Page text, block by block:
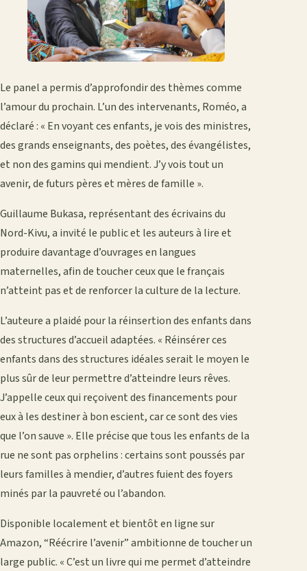
Le panel a permis d’approfondir des thèmes comme
l’amour du prochain. L’un des intervenants, Roméo, a
déclaré : « En voyant ces enfants, je vois des ministres,
des grands enseignants, des poètes, des évangélistes,
et non des gamins qui mendient. J’y vois tout un
avenir, de futurs pères et mères de famille ».
Guillaume Bukasa, représentant des écrivains du
Nord-Kivu, a invité le public et les auteurs à lire et
produire davantage d’ouvrages en langues
maternelles, afin de toucher ceux que le français
n’atteint pas et de renforcer la culture de la lecture.
L’auteure a plaidé pour la réinsertion des enfants dans
des structures d’accueil adaptées. « Réinsérer ces
enfants dans des structures idéales serait le moyen le
plus sûr de leur permettre d’atteindre leurs rêves.
J’appelle ceux qui reçoivent des financements pour
eux à les destiner à bon escient, car ce sont des vies
que l’on sauve ». Elle précise que tous les enfants de la
rue ne sont pas orphelins : certains sont poussés par
leurs familles à mendier, d’autres fuient des foyers
minés par la pauvreté ou l’abandon.
Disponible localement et bientôt en ligne sur
Amazon, “Réécrire l’avenir” ambitionne de toucher un
large public. « C’est un livre qui me permet d’atteindre